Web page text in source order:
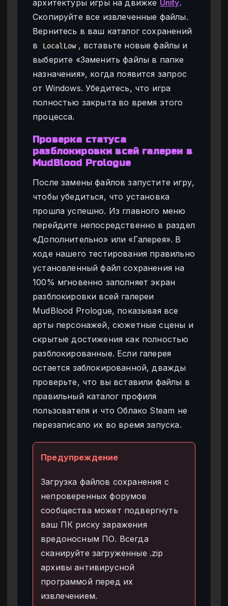
архитектуры игры на движке Unity.
Скопируйте все извлеченные файлы.
Вернитесь в ваш каталог сохранений
в
LocalLow , вставьте новые файлы и
выберите «Заменить файлы в папке
назначения», когда появится запрос
от Windows. Убедитесь, что игра
полностью закрыта во время этого
процесса.
Проверка статуса
разблокировки всей галереи в
MudBlood Prologue
После замены файлов запустите игру,
чтобы убедиться, что установка
прошла успешно. Из главного меню
перейдите непосредственно в раздел
«Дополнительно» или «Галерея». В
ходе нашего тестирования правильно
установленный файл сохранения на
100% мгновенно заполняет экран
разблокировки всей галереи
MudBlood Prologue, показывая все
арты персонажей, сюжетные сцены и
скрытые достижения как полностью
разблокированные. Если галерея
остается заблокированной, дважды
проверьте, что вы вставили файлы в
правильный каталог профиля
пользователя и что Облако Steam не
перезаписало их во время запуска.
Предупреждение
Загрузка файлов сохранения с
непроверенных форумов
сообщества может подвергнуть
ваш ПК риску заражения
вредоносным ПО. Всегда
сканируйте загруженные .zip
архивы антивирусной
программой перед их
извлечением.